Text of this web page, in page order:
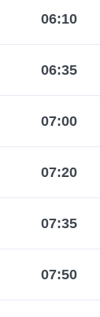
06:10
06:35
07:00
07:20
07:35
07:50